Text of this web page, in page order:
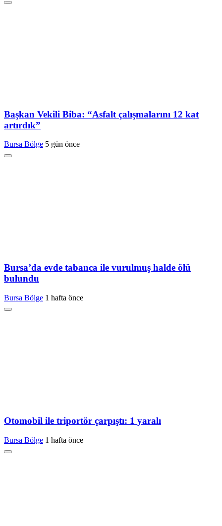
Başkan Vekili Biba: “Asfalt çalışmalarını 12 kat
artırdık”
Bursa Bölge 5 gün önce
Bursa’da evde tabanca ile vurulmuş halde ölü
bulundu
Bursa Bölge 1 hafta önce
Otomobil ile triportör çarpıştı: 1 yaralı
Bursa Bölge 1 hafta önce